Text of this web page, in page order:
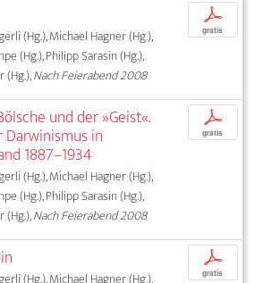
(Hg.), Michael Hagner (Hg.),
(Hg.), Philipp Sarasin (Hg.),
(Hg.),Nach Feierabend 2008
p
gratis
und der »Geist«.
Darwinismus in
1887–1934
(Hg.), Michael Hagner (Hg.),
(Hg.), Philipp Sarasin (Hg.),
(Hg.),Nach Feierabend 2008
p
gratis
p
gratis